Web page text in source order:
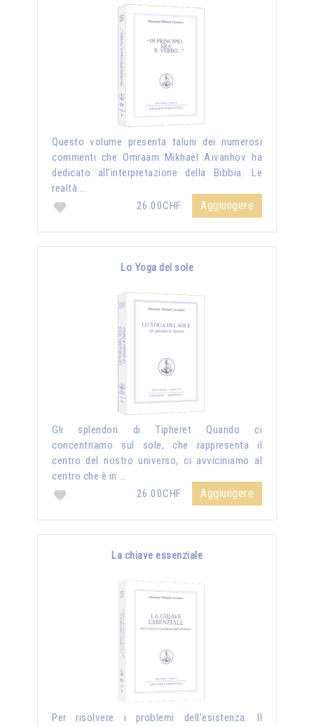
Questo volume presenta taluni dei numerosi
commenti che Omraam Mikhaël Aïvanhov ha
dedicato all’interpretazione della Bibbia. Le
realtà …
26.00CHF
Aggiungere
Lo Yoga del sole
Gli splendori di Tipheret Quando ci
concentriamo sul sole, che rappresenta il
centro del nostro universo, ci avviciniamo al
centro che è in …
26.00CHF
Aggiungere
La chiave essenziale
Per risolvere i problemi dell’esistenza. Il